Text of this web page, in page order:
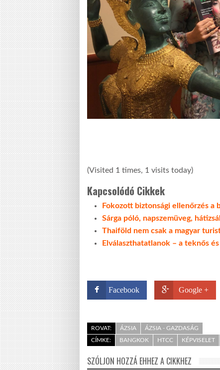
(Visited 1 times, 1 visits today)
Kapcsolódó Cikkek
Fokozott biztonsági ellenőrzés a
Sárga póló, napszemüveg,
Thaiföld nem csak a magyar
Elválaszthatatlanok – a teknős
Facebook Google +
ROVAT: ÁZSIA
ÁZSIA - GAZDASÁG
CÍMKE:
BANGKOK HTCC KÉPVISELET
SZÓLJON HOZZÁ EHHEZ A CIKKHEZ